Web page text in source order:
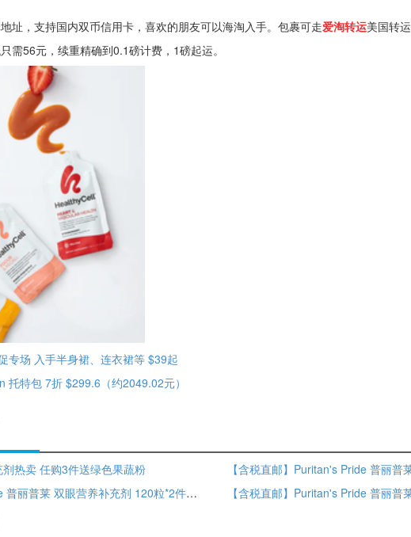
址，支持国内双币信用卡，喜欢的朋友可以海淘入手。包裹可走爱淘转运美国转
需56元，续重精确到0.1磅计费，1磅起运。
专场 入手半身裙、连衣裙等 $39起
托特包 7折 $299.6（约2049.02元）
热卖 任购3件送绿色果蔬粉
【含税直邮】Puritan's Pride 普丽普莱 双眼营养补充剂 120粒*2件装 到手约￥114.74